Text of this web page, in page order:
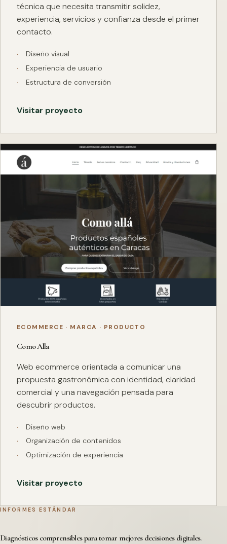
técnica que necesita transmitir solidez,
experiencia, servicios y confianza desde el primer
contacto.
Diseño visual
Experiencia de usuario
Estructura de conversión
Visitar proyecto
ECOMMERCE · MARCA · PRODUCTO
Como Alla
Web ecommerce orientada a comunicar una
propuesta gastronómica con identidad, claridad
comercial y una navegación pensada para
descubrir productos.
Diseño web
Organización de contenidos
Optimización de experiencia
Visitar proyecto
INFORMES ESTÁNDAR
Diagnósticos comprensibles para tomar mejores decisiones digitales.